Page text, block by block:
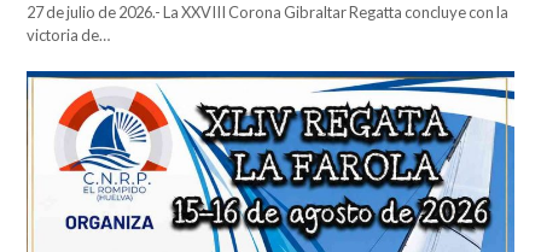
27 de julio de 2026.- La XXVIII Corona Gibraltar Regatta concluye con la
victoria de…